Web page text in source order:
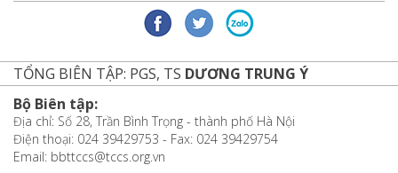
TỔNG BIÊN TẬP: PGS, TS DƯƠNG TRUNG Ý
Bộ Biên tập:
Địa chỉ: Số 28, Trần Bình Trọng - thành phố Hà Nội
Điện thoại: 024 39429753 - Fax: 024 39429754
Email: bbttccs@tccs.org.vn